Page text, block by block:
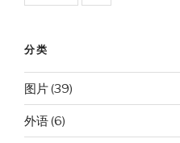
分类
图片(39)
外语(6)